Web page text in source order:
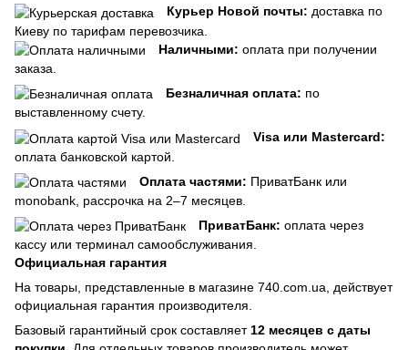
Курьер Новой почты: доставка по
Киеву по тарифам перевозчика.
Наличными: оплата при получении
заказа.
Безналичная оплата: по
выставленному счету.
Visa или Mastercard:
оплата банковской картой.
Оплата частями: ПриватБанк или
monobank, рассрочка на 2–7 месяцев.
ПриватБанк: оплата через
кассу или терминал самообслуживания.
Официальная гарантия
На товары, представленные в магазине 740.com.ua, действует
официальная гарантия производителя.
Базовый гарантийный срок составляет 12 месяцев с даты